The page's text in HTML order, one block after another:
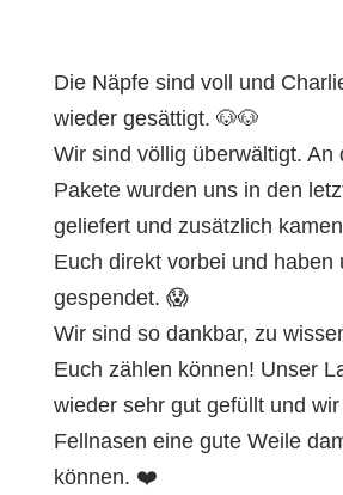
Die Näpfe sind voll und
wieder gesättigt. 🐶🐶
Wir sind völlig überwältigt. An
Pakete wurden uns in den
geliefert und zusätzlich
Euch direkt vorbei und haben
gespendet. 😱
Wir sind so dankbar, zu
Euch zählen können! Unser
wieder sehr gut gefüllt und
Fellnasen eine gute Weile
können. ❤️